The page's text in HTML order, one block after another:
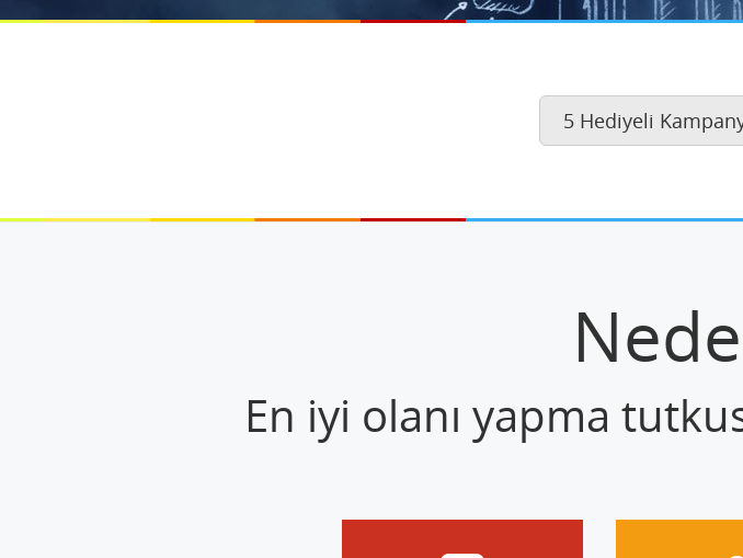
5 Hediyeli
En iyi olanı yapma